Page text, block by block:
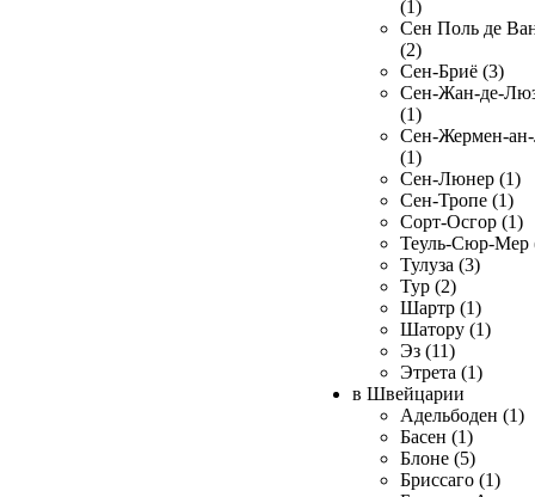
(1)
Сен Поль де
(2)
Сен-Бриё (3)
Сен-Жан-де-
(1)
Сен-Жермен-
(1)
Сен-Люнер (1)
Сен-Тропе (1)
Сорт-Осгор (1)
Теуль-Сюр-Мер
Тулуза (3)
Тур (2)
Шартр (1)
Шатору (1)
Эз (11)
Этрета (1)
в Швейцарии
Адельбоден (1)
Басен (1)
Блоне (5)
Бриссаго (1)